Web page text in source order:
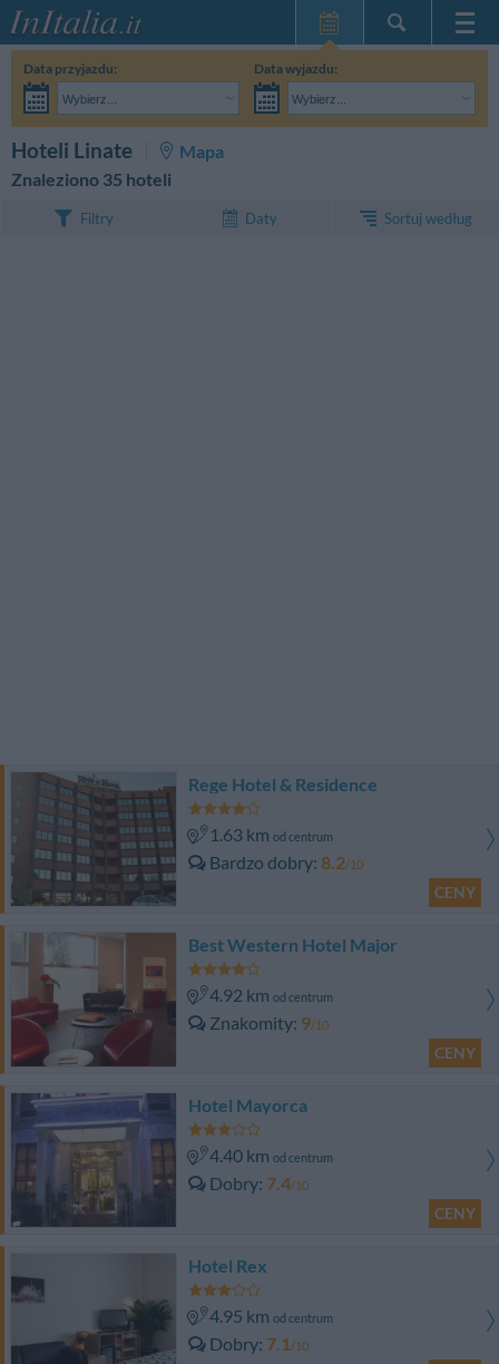
InItalia Klub
Data przyjazdu:
Wybierz...
Data wyjazdu:
Wybierz...
Hoteli Linate
Mapa
Znaleziono 35 hoteli
Filtry Daty Sortuj według
Rege Hotel & Residence
1.63 km od centrum
Bardzo dobry 8.2/10
CENY
Best Western Hotel Major
4.92 km od centrum
Znakomity 9/10
CENY
Hotel Mayorca
4.40 km od centrum
Dobry 7.4/10
CENY
Hotel Rex
4.95 km od centrum
Dobry 7.1/10